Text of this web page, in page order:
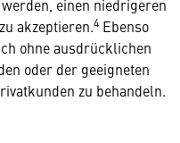
einen niedrigeren
akzeptieren.4 Ebenso
ohne ausdrücklichen
oder der geeigneten
zu behandeln.